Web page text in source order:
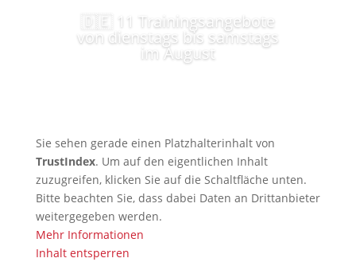
🇩🇪 11 Trainingsangebote
von dienstags bis samstags
im August
Sie sehen gerade einen Platzhalterinhalt von
TrustIndex. Um auf den eigentlichen Inhalt
zuzugreifen, klicken Sie auf die Schaltfläche unten.
Bitte beachten Sie, dass dabei Daten an Drittanbieter
weitergegeben werden.
Mehr Informationen
Inhalt entsperren